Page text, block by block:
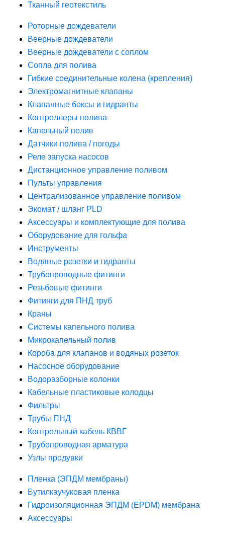
Тканный геотекстиль
Роторные дождеватели
Веерные дождеватели
Веерные дождеватели с соплом
Сопла для полива
Гибкие соединительные колена (крепления)
Электромагнитные клапаны
Клапанные боксы и гидранты
Контроллеры полива
Капельный полив
Датчики полива / погоды
Реле запуска насосов
Дистанционное управление поливом
Пульты управления
Централизованное управление поливом
Экомат / шланг PLD
Аксессуары и комплектующие для полива
Оборудование для гольфа
Инструменты
Водяные розетки и гидранты
Трубопроводные фитинги
Резьбовые фитинги
Фитинги для ПНД труб
Краны
Системы капельного полива
Микрокапельный полив
Короба для клапанов и водяных розеток
Насосное оборудование
Водоразборные колонки
Кабельные пластиковые колодцы
Фильтры
Трубы ПНД
Контрольный кабель КВВГ
Трубопроводная арматура
Узлы продувки
Пленка (ЭПДМ мембраны)
Бутилкаучуковая пленка
Гидроизоляционная ЭПДМ (EPDM) мембрана
Аксессуары